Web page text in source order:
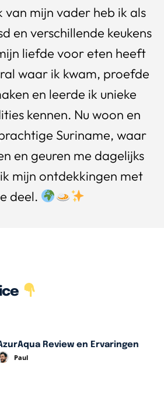
van mijn vader heb ik als
en verschillende keukens
liefde voor eten heeft
waar ik kwam, proefde
en leerde ik unieke
kennen. Nu woon en
Suriname, waar
en geuren me dagelijks
mijn ontdekkingen met
deel.
Review en Ervaringen
Paul